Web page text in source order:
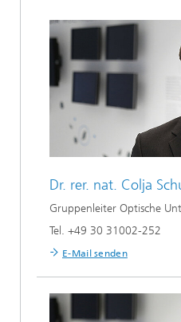
Dr. rer. nat. Colja
Gruppenleiter Optische
Tel. +49 30 31002-252
E-Mail senden